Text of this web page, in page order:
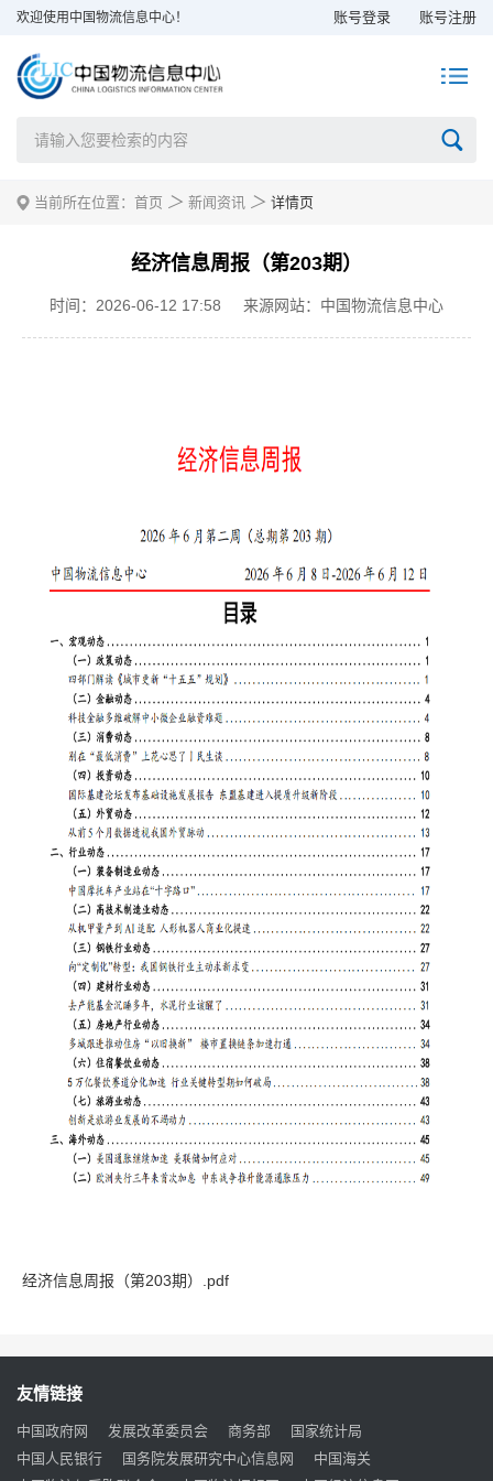
欢迎使用中国物流信息中心！ 账号登录 账号注册
当前所在位置： 首页 ＞ 新闻资讯 ＞ 详情页
经济信息周报（第203期）
时间：2026-06-12 17:58 来源网站：中国物流信息中心
经济信息周报（第203期）.pdf
友情链接
中国政府网 发展改革委员会 商务部
国家统计局
中国人民银行
国务院发展研究中心信息网
中国海关